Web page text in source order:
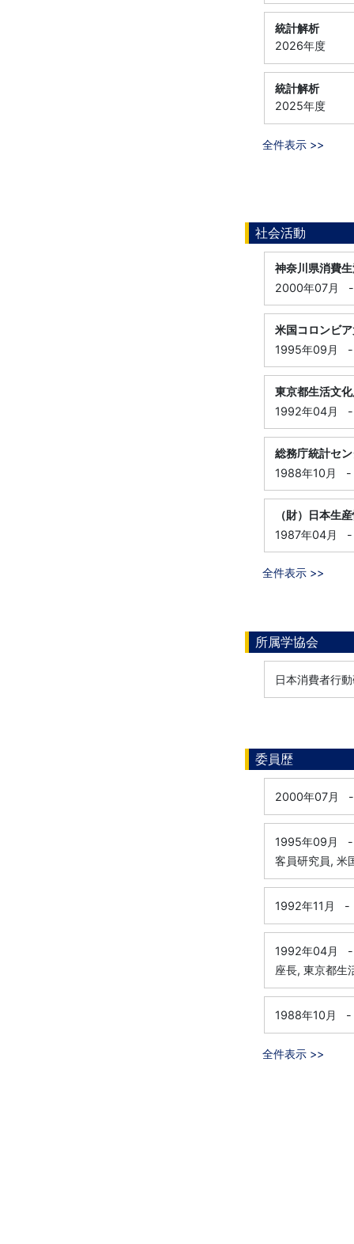
統計解析
2026年度
統計解析
2025年度
全件表示 >>
社会活動
神奈川県消費
2000年07月
-
米国コロンビ
1995年09月
-
東京都生活文
1992年04月
-
総務庁統計セ
1988年10月
-
（財）日本生
1987年04月
-
全件表示 >>
所属学協会
日本消費者行
委員歴
2000年07月 -
1995年09月
-
客員研究員, 米
1992年11月 -
1992年04月
-
座長, 東京都生
1988年10月 -
全件表示 >>